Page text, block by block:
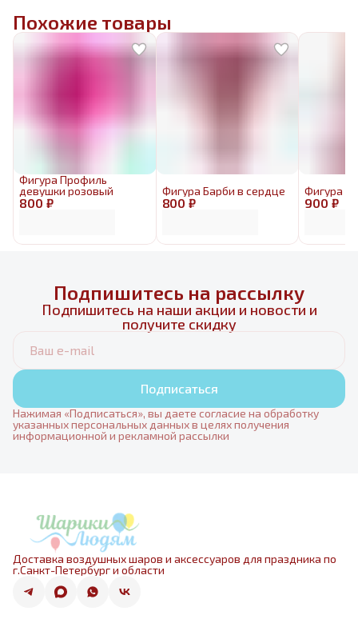
Похожие товары
800 ₽
Фигура Профиль
девушки розовый
800 ₽
Фигура Барби в сердце
900 ₽
Фигура
Подпишитесь на рассылку
Подпишитесь на наши акции и новости и
получите скидку
Подписаться
Нажимая «Подписаться», вы даете согласие на обработку
указанных персональных данных в целях получения
информационной и рекламной рассылки
Доставка воздушных шаров и аксессуаров для праздника по
г.Санкт-Петербург и области